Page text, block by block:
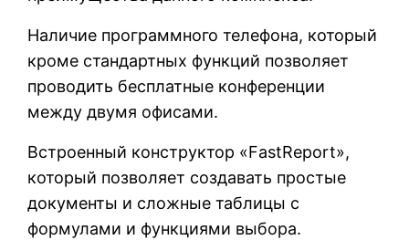
Наличие программного телефона, который
кроме стандартных функций позволяет
проводить бесплатные конференции
между двумя офисами.
Встроенный конструктор «FastReport»,
который позволяет создавать простые
документы и сложные таблицы с
формулами и функциями выбора.